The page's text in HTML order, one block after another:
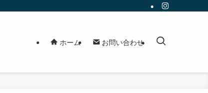
ホーム お問い合わせ